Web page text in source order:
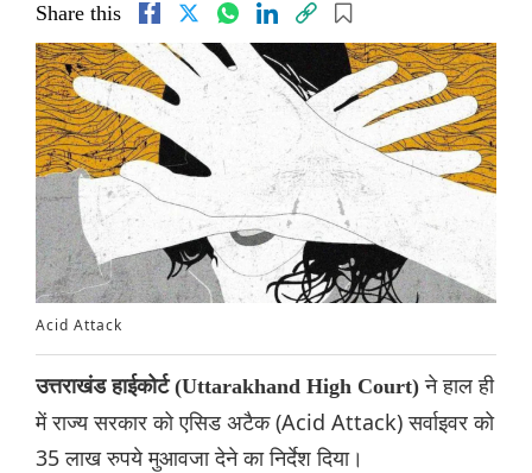
Share this
Acid Attack
उत्तराखंड हाईकोर्ट (Uttarakhand High Court) ने हाल ही
में राज्य सरकार को एसिड अटैक (Acid Attack) सर्वाइवर को
35 लाख रुपये मुआवजा देने का निर्देश दिया।